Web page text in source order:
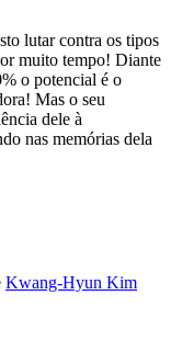
lutar contra os tipos
muito tempo! Diante
o potencial é o
Mas o seu
dele à
nas memórias dela
Kwang-Hyun Kim